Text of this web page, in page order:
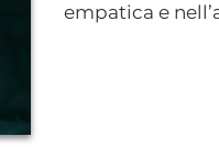
empatica e